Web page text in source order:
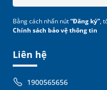
Liên hệ
1900565656
Bằng cách nhấn nút“Đăng ký”,
Chính sách bảo vệ thông tin